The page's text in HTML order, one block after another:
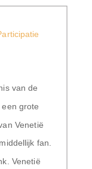
van de
grote
Venetië
fan.
Venetië